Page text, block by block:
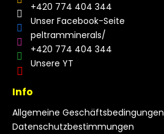
+420 774 404 344
Unser Facebook-Seite
peltramminerals/
+420 774 404 344
Unsere YT
Info
Allgemeine Geschäftsbedingungen
Datenschutzbestimmungen